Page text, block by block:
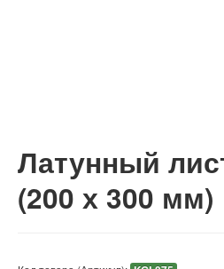
Латунный
(200 х 300 мм)